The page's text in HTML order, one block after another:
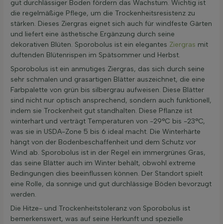
gut durchlässiger Boden fördern das Wachstum. Wichtig ist
die regelmäßige Pflege, um die Trockenheitsresistenz zu
stärken. Dieses Ziergras eignet sich auch für windfeste Gärten
und liefert eine ästhetische Ergänzung durch seine
dekorativen Blüten. Sporobolus ist ein elegantes Ziergras mit
duftenden Blütenrispen im Spätsommer und Herbst.
Sporobolus ist ein anmutiges Ziergras, das sich durch seine
sehr schmalen und grasartigen Blätter auszeichnet, die eine
Farbpalette von grün bis silbergrau aufweisen. Diese Blätter
sind nicht nur optisch ansprechend, sondern auch funktionell,
indem sie Trockenheit gut standhalten. Diese Pflanze ist
winterhart und verträgt Temperaturen von -29°C bis -23°C,
was sie in USDA-Zone 5 bis 6 ideal macht. Die Winterhärte
hängt von der Bodenbeschaffenheit und dem Schutz vor
Wind ab. Sporobolus ist in der Regel ein immergrünes Gras,
das seine Blätter auch im Winter behält, obwohl extreme
Bedingungen dies beeinflussen können. Der Standort spielt
eine Rolle, da sonnige und gut durchlässige Böden bevorzugt
werden.
Die Hitze- und Trockenheitstoleranz von Sporobolus ist
bemerkenswert, was auf seine Herkunft und spezielle